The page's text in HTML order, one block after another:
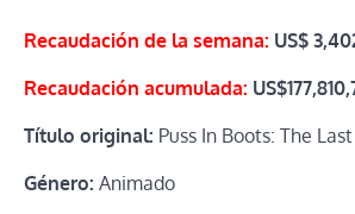
Recaudación de la semana: US$
Recaudación acumulada:
Título original: Puss In Boots: The
Género: Animado